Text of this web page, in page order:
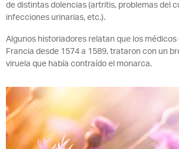
de distintas dolencias (artritis, problemas del
infecciones urinarias, etc.).
Algunos historiadores relatan que los médicos
Francia desde 1574 a 1589, trataron con un
viruela que había contraído el monarca.